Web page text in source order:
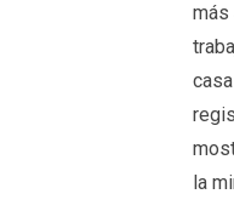
más
la